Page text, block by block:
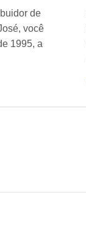
de
você
1995, a